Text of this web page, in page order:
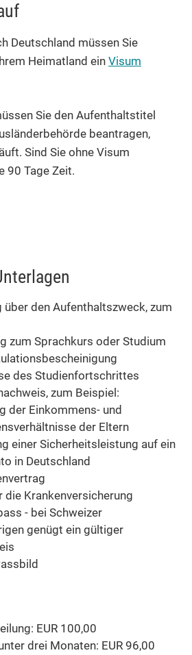
Deutschland müssen Sie
Heimatland ein Visum
Sie den Aufenthaltstitel
beantragen,
Sind Sie ohne Visum
90 Tage Zeit.
über den Aufenthaltszweck, zum
zum Sprachkurs oder Studium
des Studienfortschrittes
zum Beispiel:
der Einkommens- und
der Eltern
einer Sicherheitsleistung auf ein
in Deutschland
die Krankenversicherung
- bei Schweizer
genügt ein gültiger
EUR 100,00
drei Monaten: EUR 96,00